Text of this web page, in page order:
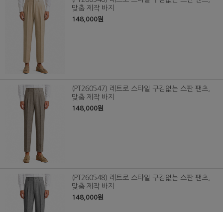
맞춤 제작 바지
148,000원
(PT260547) 레트로 스타일 구김없는 스판 팬츠,
맞춤 제작 바지
148,000원
(PT260548) 레트로 스타일 구김없는 스판 팬츠,
맞춤 제작 바지
148,000원